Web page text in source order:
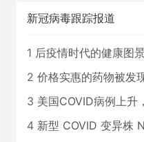
新冠病毒跟踪报道
1 后疫情时代的健康图
2 价格实惠的药物被发现
3 美国COVID病例上升，限
4 新型 COVID 变异株